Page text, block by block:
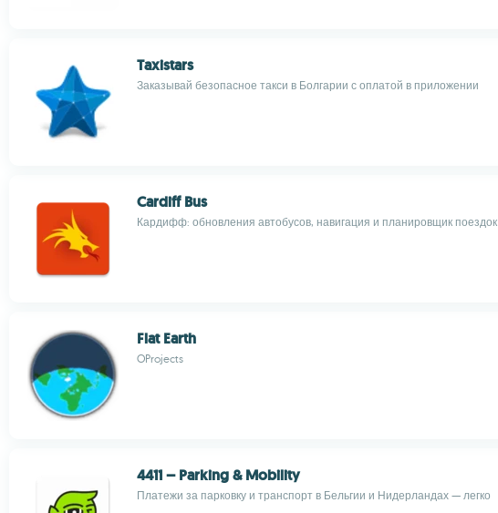
Taxistars
Заказывай безопасное такси в Болгарии с оплатой в приложении
Cardiff Bus
Кардифф: обновления автобусов, навигация и планировщик поездок
Flat Earth
OProjects
4411 – Parking & Mobility
Платежи за парковку и транспорт в Бельгии и Нидерландах — легко